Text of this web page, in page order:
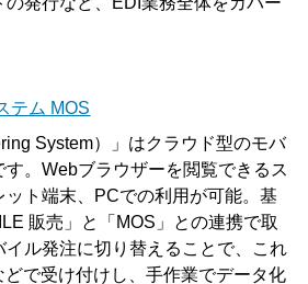
テム MOS
System）」はクラウド型のモバ
。Webブラウザーを閲覧できるス
ット端末、PCでの利用が可能。基
販売」と「MOS」との連携で取
イル発注に切り替えることで、これ
どで受け付けし、手作業でデータ化